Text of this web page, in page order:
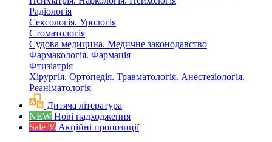
Радіологія
Сексологія. Урологія
Стоматологія
Судова медицина. Медичне законодавство
Фармакологія. Фармація
Фтизіатрія
Хірургія. Ортопедія. Травматологія. Анестезіологія.
Реаніматологія
Дитяча література
NEW Нові надходження
Sale % Акційні пропозиції